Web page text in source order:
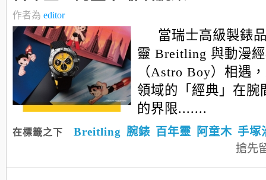
作者為 editor
當瑞士高級製錶
靈 Breitling 與動漫
（Astro Boy）相遇
領域的「經典」在腕
的界限.......
在標籤之下 Breitling 腕錶 百年靈 阿童木 手塚
搶先